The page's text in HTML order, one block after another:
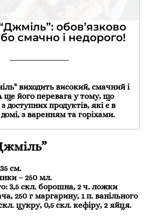
обов’язково
бо смачно і недорого!
виходить високий, смачний і
ще його перевага у тому, що
доступних продуктів, які є в
з варенням та горіхами.
см.
– 250 мл.
3,5 скл. борошна, 2 ч. ложки
250 г маргарину, 1 п. ванільного
цукру, 0,5 скл. кефіру, 2 яйця.